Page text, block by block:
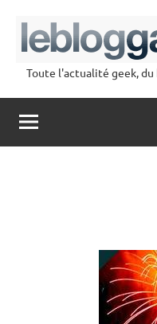
contenu
lebloggadget
Toute l'actualité geek,